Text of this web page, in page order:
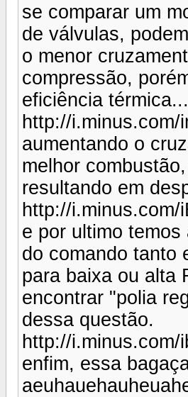
se comparar um
de válvulas,
o menor
compressão,
eficiência térmica...
http://i.minus.com/
aumentando o
melhor
resultando em
http://i.minus.com/
e por ultimo
do comando tanto
para baixa ou alta
encontrar "polia
dessa questão.
http://
enfim, essa